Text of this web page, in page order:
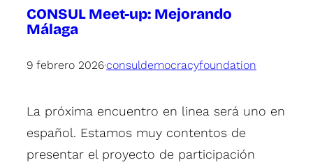
CONSUL Meet-up: Mejorando
Málaga
9 febrero 2026·consuldemocracyfoundation
La próxima encuentro en linea será uno en
español. Estamos muy contentos de
presentar el proyecto de participación